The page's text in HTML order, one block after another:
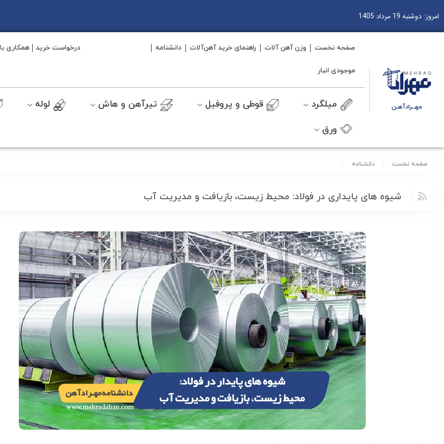
امروز: دوشنبه 19 مرداد 1405
مهــرادآهـن
صفحه نخست وزن آهن آلات راهنمای خرید آهن‌آلات دانشنامه
موجودی انبار
درخواست خرید همکاری
میلگرد قوطی و پروفیل تیرآهن و هاش لوله
ورق
صفحه نخست دانشنامه
شیوه های پایداری در فولاد: محیط زیست، بازیافت و مدیریت آب
نبشی 3*40*40 اشتهارد
تماس بگیرید